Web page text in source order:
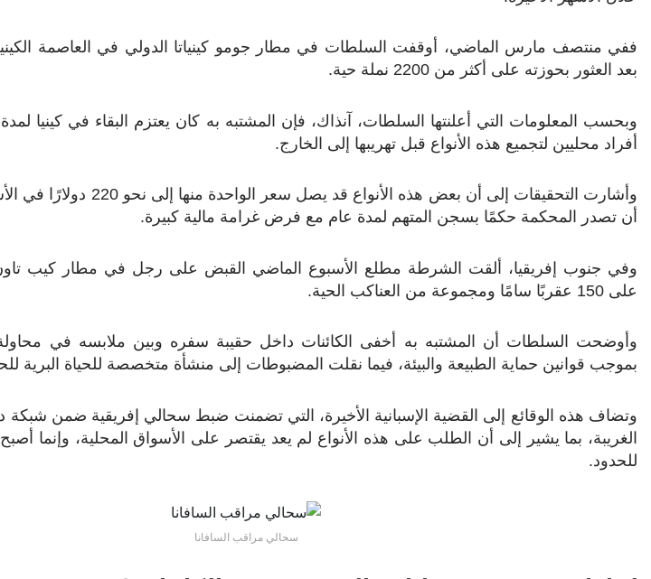
ففي منتصف مارس الماضي، أوقفت السلطات في مطار جومو كينياتا الدولي في العاصمة الكينية
بعد العثور بحوزته على أكثر من 2200 نملة حية.
وبحسب المعلومات التي أعلنتها السلطات، آنذاك، فإن المشتبه به كان يعتزم البقاء في كينيا
أفراد محليين لتجميع هذه الأنواع قبل تهريبها إلى الخارج.
وأشارت التحقيقات إلى أن بعض هذه
أن تصدر المحكمة حكمًا بسجن المتهم لمدة عام مع فرض غرامة مالية كبيرة.
وفي جنوب إفريقيا، ألقت الشرطة مطلع الأسبوع الماضي القبض على رجل في مطار كيب
على 150 عقربًا سامًا ومجموعة من العناكب الحية.
وأوضحت السلطات أن المشتبه به أخفى الكائنات داخل حقيبة سفره وبين ملابسه في محاولة
بموجب قوانين حماية الطبيعة والبيئة، فيما نقلت المضبوطات إلى منشأة متخصصة للحياة البرية
وتضاف هذه الوقائع إلى القضية الإسبانية الأخيرة، التي تضمنت ضبط سحالي إفريقية ضمن شبكة
الغريبة، بما يشير إلى أن الطلب على هذه الأنواع لم يعد يقتصر على الأسواق المحلية، وإنما
للحدود.
سحالي مراقب السافانا